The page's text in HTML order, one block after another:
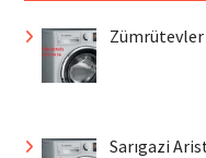
Zümrütevler
Sarıgazi